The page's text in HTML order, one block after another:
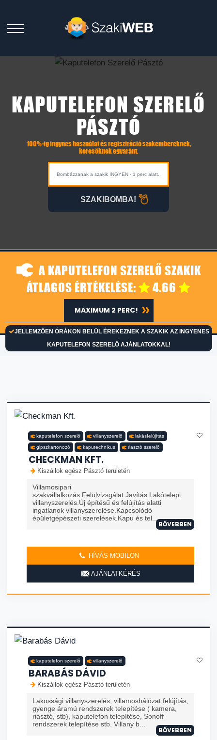
KAPUTELEFON SZERELŐ
PÁSZTÓ
100%-ig ingynes használat és regisztráció szakembereknek,
keresőknek egyaránt.
SZAKIBOMBA!
A KAPUTELEFON SZERELŐ SZAKIK
ÁTLAGOS ÉRTÉKELÉSE:
4.66
JELLEMZŐEN ÓRÁKON BELÜL ÉREKEZNEK A SZAKIK AZ INGYENES
KAPUTELEFON SZERELŐ AJÁNLATOKKAL!
MAXIMUM 2 PERC!
kaputelefon szerelő villanyszerelő lakásfelújítás
gipszkartonozó kaputechnikus riasztó szerelő
CHECKMAN KFT.
Kiszállok egész Pásztó területén
Villamosipari
szakvállalkozás.Felülvizsgálat.Javítás.Lakótelepi
villanyszerelés.Új építésű és felújítás alatti
ingatlanok villanyszerelése.Kapcsolódó
épületgépészeti szerelések.Kapu és tel...
BŐVEBBEN
HÍVÁS MOBILON
AJÁNLATKÉRÉS
kaputelefon szerelő villanyszerelő
BARABÁS DÁVID
Kiszállok egész Pásztó területén
Lakossági villanyszerelés, villamoshálózat felújítás,
gyenge áramú rendszerek telepítése ( kamera,
riasztó, stb), kaputelefon telepítése, Sonoff
rendszerek telepítése stb. Villany b...
BŐVEBBEN